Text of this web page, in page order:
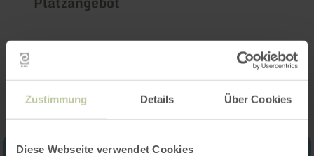
Zustimmung Details Über Cookies
Diese Webseite verwendet Cookies
Impressionen